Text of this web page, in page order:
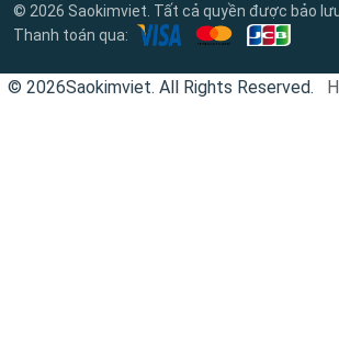
© 2026 Saokimviet. Tất cả quyền được bảo
Thanh toán qua:
© 2026Saokimviet. All Rights Reserved.